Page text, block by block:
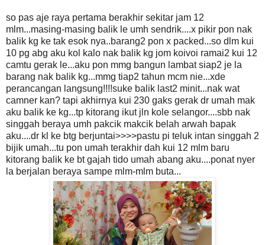
so pas aje raya pertama berakhir sekitar jam 12
mlm...masing-masing balik le umh sendrik....x pikir pon nak
balik kg ke tak esok nya..barang2 pon x packed...so dlm kui
10 pg abg aku kol kalo nak balik kg jom koivoi ramai2 kui 12
camtu gerak le...aku pon mmg bangun lambat siap2 je la
barang nak balik kg...mmg tiap2 tahun mcm nie...xde
perancangan langsung!!!!suke balik last2 minit...nak wat
camner kan? tapi akhirnya kui 230 gaks gerak dr umah mak
aku balik ke kg...tp kitorang ikut jln kole selangor....sbb nak
singgah beraya umh pakcik makcik belah arwah bapak
aku....dr kl ke btg berjuntai>>>>pastu pi teluk intan singgah 2
bijik umah...tu pon umah terakhir dah kui 12 mlm baru
kitorang balik ke bt gajah tido umah abang aku....ponat nyer
la berjalan beraya sampe mlm-mlm buta...